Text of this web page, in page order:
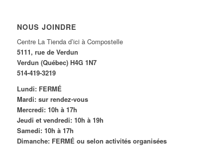
NOUS JOINDRE
Centre La Tienda d’ici à Compostelle
5111, rue de Verdun
Verdun (Québec) H4G 1N7
514-419-3219
Lundi: FERMÉ
Mardi: sur rendez-vous
Mercredi: 10h à 17h
Jeudi et vendredi: 10h à 19h
Samedi: 10h à 17h
Dimanche: FERMÉ ou selon activités organisées